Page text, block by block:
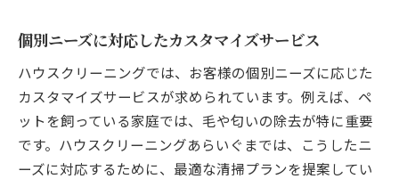
個別ニーズに対応したカスタマイズサービス
ハウスクリーニングでは、お客様の個別ニーズに応じた
カスタマイズサービスが求められています。例えば、ペ
ットを飼っている家庭では、毛や匂いの除去が特に重要
です。ハウスクリーニングあらいぐまでは、こうしたニ
ーズに対応するために、最適な清掃プランを提案してい